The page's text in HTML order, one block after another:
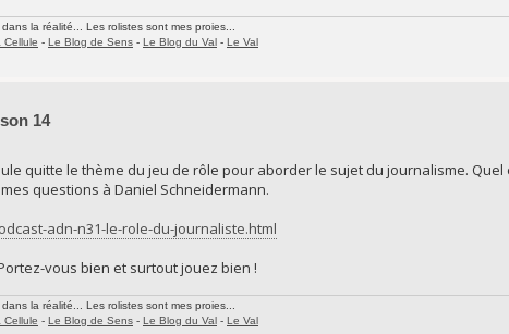
la réalité... Les rolistes sont mes proies...
Cellule - Le Blog de Sens - Le Blog du Val - Le Val
14
quitte le thème du jeu de rôle pour aborder le sujet du journalisme.
questions à Daniel Schneidermann.
adn-n31-le-role-du-journaliste.html
vous bien et surtout jouez bien !
la réalité... Les rolistes sont mes proies...
Cellule - Le Blog de Sens - Le Blog du Val - Le Val